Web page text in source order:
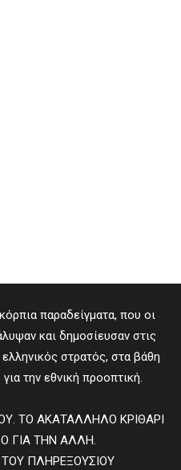
παραδείγματα, που οι
και δημοσίευσαν στις
στρατός, στα βάθη
την εθνική προοπτική.
ΤΟ ΑΚΑΤΑΛΛΗΛΟ ΚΡΙΘΑΡΙ
ΓΙΑ ΤΗΝ ΑΛΛΗ.
ΠΛΗΡΕΞΟΥΣΙΟΥ